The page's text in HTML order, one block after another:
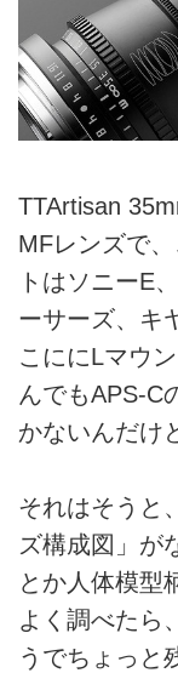
TTArtisan
MFレンズで
トはソニーE
ーサーズ、キ
こににLマウ
んでもAPS-C
かないんだけ
それはそうと
ズ構成図」が
とか人体模型
よく調べたら
うでちょっと